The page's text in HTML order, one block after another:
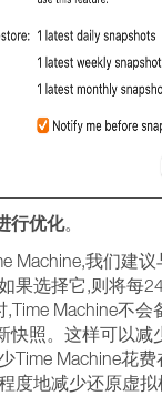
行优化。
Machine,我们建
果选择它,则将每
,Time Machine不会
快照。这样可以减
Time Machine花
度地减少还原虚